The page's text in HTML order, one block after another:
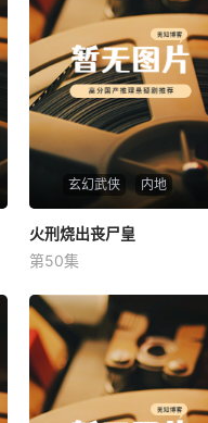
玄幻武侠 内地
火刑烧出丧尸皇
未知
火刑烧出丧尸皇
第50集